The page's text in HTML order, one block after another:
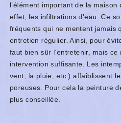
l’élément important de la maison
effet, les infiltrations d’eau. Ce
fréquents qui ne mentent jamais
entretien régulier. Ainsi, pour
faut bien sûr l’entretenir, mais ce
intervention suffisante. Les
vent, la pluie, etc.) affaiblissent
poreuses. Pour cela la peinture
plus conseillée.